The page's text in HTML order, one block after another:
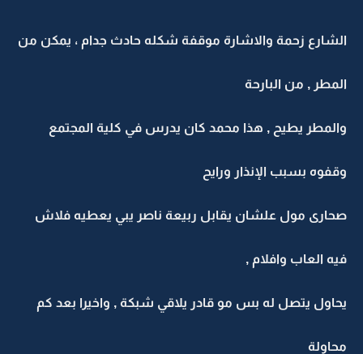
الشارع زحمة والاشارة موقفة شكله حادث جدام ، يمكن من
المطر , من البارحة
والمطر يطيح , هذا محمد كان يدرس في كلية المجتمع
وقفوه بسبب الإنذار ورايح
صحارى مول علشان يقابل ربيعة ناصر يبي يعطيه فلاش
فيه العاب وافلام ,
يحاول يتصل له بس مو قادر يلاقي شبكة , واخيرا بعد كم
محاولة